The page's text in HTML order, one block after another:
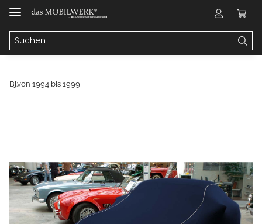
Bj.von 1994 bis 1999